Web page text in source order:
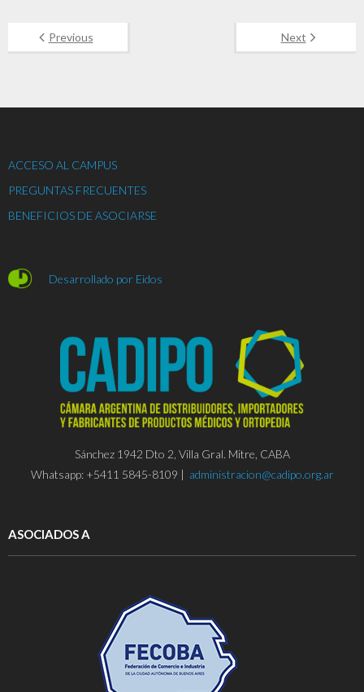
Previous Next
ACCESO AL CAMPUS
PREGUNTAS FRECUENTES
BENEFICIOS DE ASOCIARSE
Desarrollado por Eidos
Sánchez 1942 Dto 2, Villa Gral. Mitre, CABA
Whatsapp: +5411 5845-8109 | administracion@cadipo.org.ar
ASOCIADOS A